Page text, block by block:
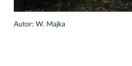
Autor: W. Majka